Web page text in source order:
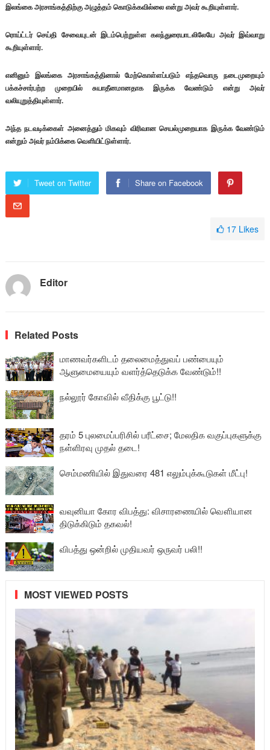
இலங்கை அரசாங்கத்திற்கு அழுத்தம் கொடுக்கவில்லை என்று அவர் கூறியுள்ளார்.
ரொய்ட்டர் செய்தி சேவையுடன் இடம்பெற்றுள்ள கலந்துரையாடலிலேயே அவர் இவ்வாறு
கூறியுள்ளார்.
எனினும் இலங்கை அரசாங்கத்தினால் மேற்கொள்ளப்படும் எந்தவொரு நடைமுறையும்
பக்கச்சார்பற்ற முறையில் சுயாதீனமானதாக இருக்க வேண்டும் என்று அவர்
வலியுறுத்தியுள்ளார்.
அந்த நடவடிக்கைள் அனைத்தும் மிகவும் விரிவான செயல்முறையாக இருக்க வேண்டும்
என்றும் அவர் நம்பிக்கை வௌியிட்டுள்ளார்.
Tweet on Twitter Share on Facebook
17 Likes
Editor
Related Posts
மாணவர்களிடம் தலைமைத்துவப் பண்பையும்
ஆளுமையையும் வளர்த்தெடுக்க வேண்டும்!!
நல்லூர் கோவில் வீதிக்கு பூட்டு!!
தரம் 5 புலமைப்பரிசில் பரீட்சை; மேலதிக வகுப்புகளுக்கு
நள்ளிரவு முதல் தடை!
செம்மணியில் இதுவரை 481 எலும்புக்கூடுகள் மீட்பு!
வவுனியா கோர விபத்து: விசாரணையில் வௌியான
திடுக்கிடும் தகவல்!
விபத்து ஒன்றில் முதியவர் ஒருவர் பலி!!
MOST VIEWED POSTS